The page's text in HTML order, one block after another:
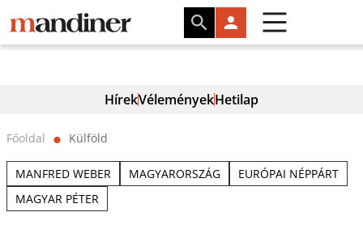
HírekVéleményekHetilap
Főoldal ⬤ Külföld
MANFRED WEBER MAGYARORSZÁG
EURÓPAI NÉPPÁRT
MAGYAR PÉTER